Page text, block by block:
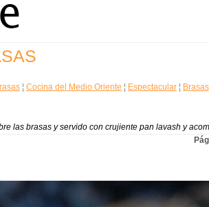
¦ Cocina del Medio Oriente ¦ Espectacular ¦ Brasas
las brasas y servido con crujiente pan lavash y